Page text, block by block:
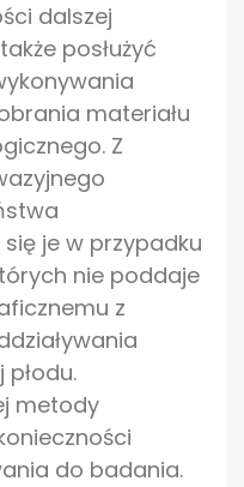
dalszej
posłużyć
materiału
Z
je w przypadku
nie poddaje
z
metody
do badania.